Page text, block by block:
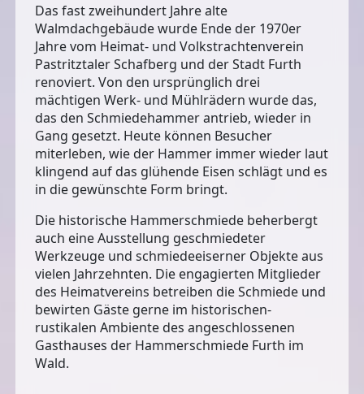
Das fast zweihundert Jahre alte
Walmdachgebäude wurde Ende der 1970er
Jahre vom Heimat- und Volkstrachtenverein
Pastritztaler Schafberg und der Stadt Furth
renoviert. Von den ursprünglich drei
mächtigen Werk- und Mühlrädern wurde das,
das den Schmiedehammer antrieb, wieder in
Gang gesetzt. Heute können Besucher
miterleben, wie der Hammer immer wieder laut
klingend auf das glühende Eisen schlägt und es
in die gewünschte Form bringt.
Die historische Hammerschmiede beherbergt
auch eineAusstellung geschmiedeter
Werkzeuge und schmiedeeiserner Objekteaus
vielen Jahrzehnten. Die engagierten Mitglieder
des Heimatvereins betreiben die Schmiede und
bewirten Gäste gerne im historischen-
rustikalen Ambiente des angeschlossenen
Gasthauses der Hammerschmiede Furth im
Wald.